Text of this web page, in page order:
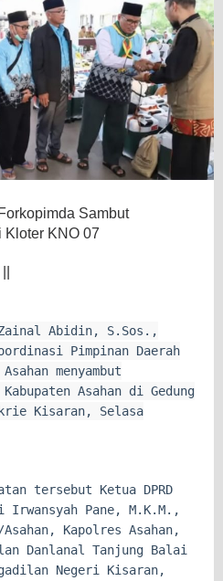
Sambut
Kloter KNO 07
Abidin, S.Sos.,
Pimpinan Daerah
menyambut
Asahan di Gedung
Kisaran, Selasa
tersebut Ketua DPRD
Irwansyah Pane, M.K.M.,
Kapolres Asahan,
Danlanal Tanjung Balai
Negeri Kisaran,